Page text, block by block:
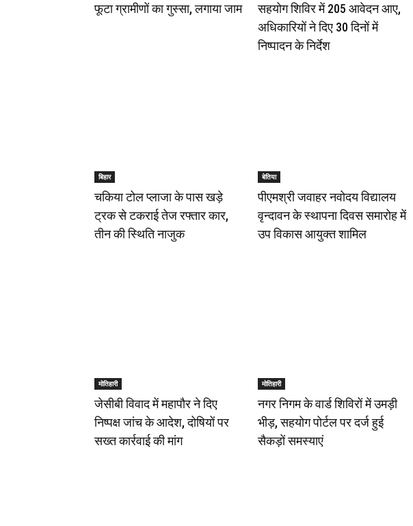
फूटा ग्रामीणों का गुस्सा, लगाया जाम
सहयोग शिविर में 205 आवेदन आए,
अधिकारियों ने दिए 30 दिनों में
निष्पादन के निर्देश
बिहार
चकिया टोल प्लाजा के पास खड़े
ट्रक से टकराई तेज रफ्तार कार,
तीन की स्थिति नाजुक
बेतिया
पीएमश्री जवाहर नवोदय विद्यालय
वृन्दावन के स्थापना दिवस समारोह में
उप विकास आयुक्त शामिल
मोतिहारी
जेसीबी विवाद में महापौर ने दिए
निष्पक्ष जांच के आदेश, दोषियों पर
सख्त कार्रवाई की मांग
मोतिहारी
नगर निगम के वार्ड शिविरों में उमड़ी
भीड़, सहयोग पोर्टल पर दर्ज हुई
सैकड़ों समस्याएं